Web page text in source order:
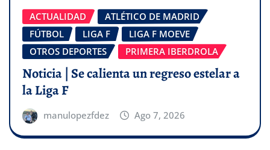
ACTUALIDAD
ATLÉTICO DE MADRID
FÚTBOL
LIGA F
LIGA F MOEVE
OTROS DEPORTES
PRIMERA IBERDROLA
Noticia | Se calienta un regreso estelar a
la Liga F
manulopezfdez Ago 7, 2026